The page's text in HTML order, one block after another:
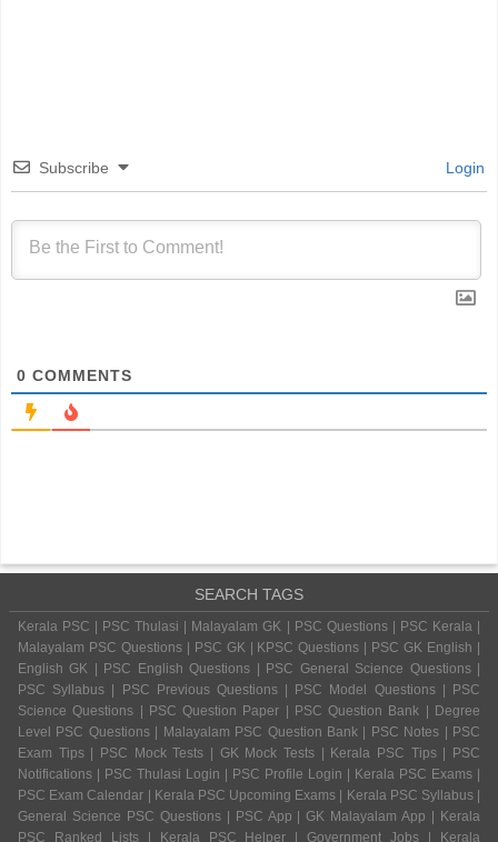
Subscribe Login
0 COMMENTS
SEARCH TAGS
Kerala PSC | PSC Thulasi | Malayalam GK | PSC Questions | PSC Kerala |
Malayalam PSC Questions | PSC GK | KPSC Questions | PSC GK English |
English GK | PSC English Questions | PSC General Science Questions |
PSC Syllabus | PSC Previous Questions | PSC Model Questions | PSC
Science Questions | PSC Question Paper | PSC Question Bank | Degree
Level PSC Questions | Malayalam PSC Question Bank | PSC Notes | PSC
Exam Tips | PSC Mock Tests | GK Mock Tests | Kerala PSC Tips | PSC
Notifications | PSC Thulasi Login | PSC Profile Login | Kerala PSC Exams |
PSC Exam Calendar | Kerala PSC Upcoming Exams | Kerala PSC Syllabus |
General Science PSC Questions | PSC App | GK Malayalam App | Kerala
PSC Ranked Lists | Kerala PSC Helper | Government Jobs | Kerala